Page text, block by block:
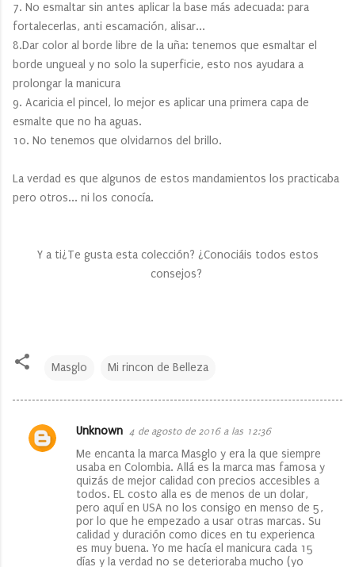
7. No esmaltar sin antes aplicar la base más adecuada: para
fortalecerlas, anti escamación, alisar...
8.Dar color al borde libre de la uña: tenemos que esmaltar el
borde ungueal y no solo la superficie, esto nos ayudara a
prolongar la manicura
9. Acaricia el pincel, lo mejor es aplicar una primera capa de
esmalte que no ha aguas.
10. No tenemos que olvidarnos del brillo.
La verdad es que algunos de estos mandamientos los practicaba
pero otros... ni los conocía.
Y a ti¿Te gusta esta colección? ¿Conociáis todos estos
consejos?
Masglo Mi rincon de Belleza
C
Unknown 4 de agosto de 2016 a las 12:36
Me encanta la marca Masglo y era la que siempre
usaba en Colombia. Allá es la marca mas famosa y
quizás de mejor calidad con precios accesibles a
todos. EL costo alla es de menos de un dolar,
pero aquí en USA no los consigo en menso de 5,
por lo que he empezado a usar otras marcas. Su
calidad y duración como dices en tu experienca
es muy buena. Yo me hacía el manicura cada 15
días y la verdad no se deterioraba mucho (yo